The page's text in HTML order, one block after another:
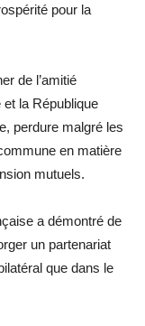
pour la
de l’amitié
la République
perdure malgré les
en matière
mutuels.
a démontré de
un partenariat
que dans le